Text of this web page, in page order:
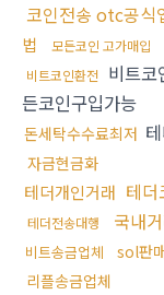
코인전송 otc공식
법
모든코인 고가매입
비트코인환전 비트코
든코인구입가능
돈세탁수수료최저
자금현금화
테더개인거래 테더
테더전송대행 국내
비트송금업체
sol판
리플송금업체